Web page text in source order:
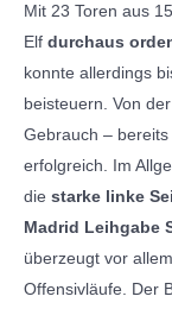
Mit 23 Toren aus
Elf durchaus
konnte allerdings
beisteuern. Von
Gebrauch –
erfolgreich. Im
die starke linke
Madrid Leihgabe
überzeugt vor
Offensivläufe. Der